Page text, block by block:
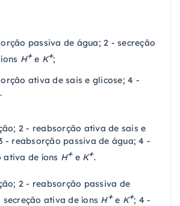
passiva de água; 2 - secreção
H+ e K+;
ativa de sais e glicose; 4 -
2 - reabsorção ativa de sais e
- reabsorção passiva de água; 4 -
ativa de íons H+e K+.
2 - reabsorção passiva de
secreção ativa de íons H+ e K+; 4 -